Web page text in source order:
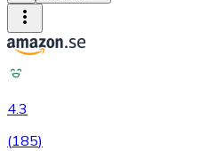
4.3
(185)